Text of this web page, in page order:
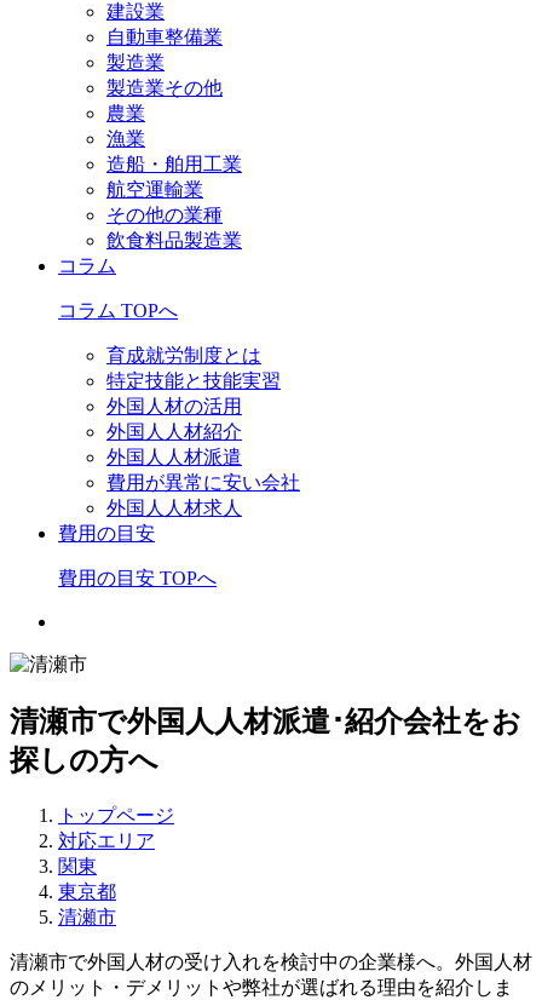
建設業
自動車整備業
製造業
製造業その他
農業
漁業
造船・舶用工業
航空運輸業
その他の業種
飲食料品製造業
コラム
コラム TOPへ
育成就労制度とは
特定技能と技能実習
外国人材の活用
外国人人材紹介
外国人人材派遣
費用が異常に安い会社
外国人人材求人
費用の目安
費用の目安 TOPへ
清瀬市で外国人人材派遣･紹介会社をお
探しの方へ
トップページ
対応エリア
関東
東京都
清瀬市
清瀬市で外国人材の受け入れを検討中の企業様へ。外国人材
のメリット・デメリットや弊社が選ばれる理由を紹介しま